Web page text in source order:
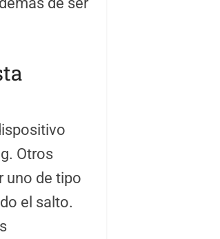
Otros
uno de tipo
el salto.